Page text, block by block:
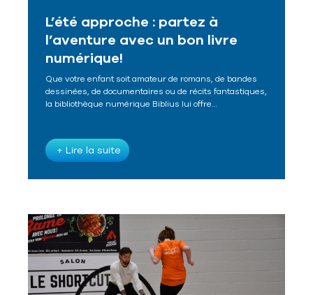
L’été approche : partez à
l’aventure avec un bon livre
numérique!
Que votre enfant soit amateur de romans, de bandes
dessinées, de documentaires ou de récits fantastiques,
la bibliothèque numérique Biblius lui offre…
+ Lire la suite